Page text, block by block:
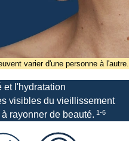
varier d'une personne à l'autre.
et l'hydratation
visibles du vieillissement
rayonner de beauté. 1-6